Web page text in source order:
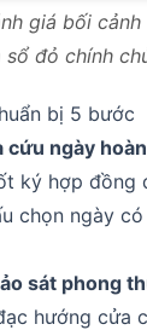
giá bối
sổ đỏ chính
bị 5 bước
cứu ngày
ký hợp đồng
chọn ngày
sát phong
hướng cửa